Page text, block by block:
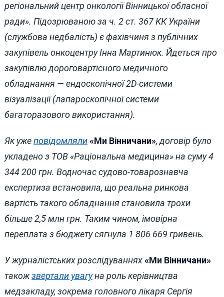
регіональний центр онкології Вінницької обласної
ради». Підозрюваною за ч. 2 ст. 367 КК України
(службова недбалість) є фахівчиня з публічних
закупівель онкоцентру Інна Мартинюк. Йдеться про
закупівлю дороговартісного медичного
обладнання — ендоскопічної 2D-системи
візуалізації (лапароскопічної системи
багаторазового використання).
Як ужеповідомляли«Ми Вінничани», договір було
укладено з ТОВ «Раціональна медицина» на суму 4
344 200 грн. Водночас судово-товарознавча
експертиза встановила, що реальна ринкова
вартість такого обладнання становила трохи
більше 2,5 млн грн. Таким чином, імовірна
переплата з бюджету сягнула 1 806 669 гривень.
У журналістських розслідуваннях«Ми Вінничани»
такожзвертали увагуна роль керівництва
медзакладу, зокрема головного лікаря Сергія